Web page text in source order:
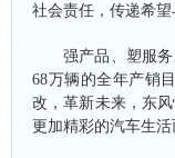
社会责任，传递希望
强产品、塑服
68万辆的全年产销
改，革新未来，东
更加精彩的汽车生活